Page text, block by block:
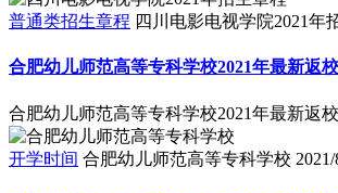
普通类招生章程 四川电影电视学院2021年
合肥幼儿师范高等专科学校2021年最新返
合肥幼儿师范高等专科学校2021年最新返
开学时间 合肥幼儿师范高等专科学校